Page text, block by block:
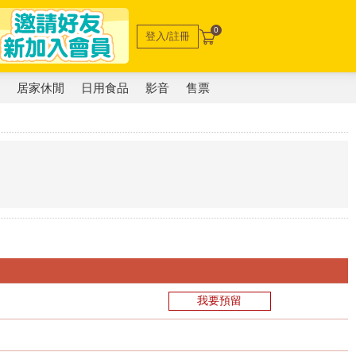
登入/註冊 0
居家休閒 日用食品 影音 售票
我要預留